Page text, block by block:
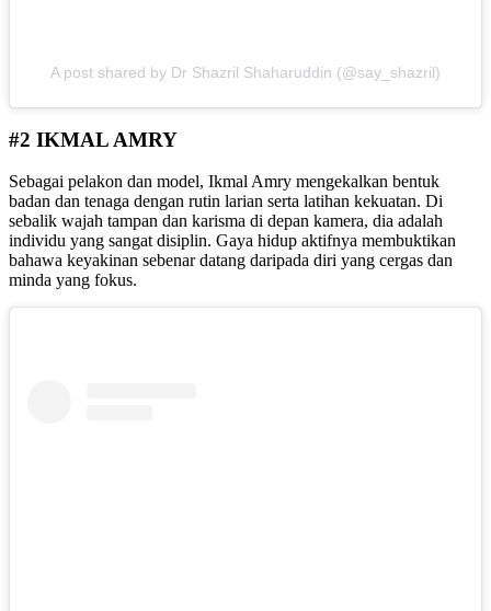
A post shared by Dr Shazril Shaharuddin (@say_shazril)
#2 IKMAL AMRY
Sebagai pelakon dan model, Ikmal Amry mengekalkan bentuk
badan dan tenaga dengan rutin larian serta latihan kekuatan. Di
sebalik wajah tampan dan karisma di depan kamera, dia adalah
individu yang sangat disiplin. Gaya hidup aktifnya membuktikan
bahawa keyakinan sebenar datang daripada diri yang cergas dan
minda yang fokus.